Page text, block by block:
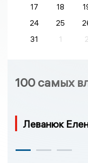
17
18
24
25
31
1 2
100 самых
Леванюк